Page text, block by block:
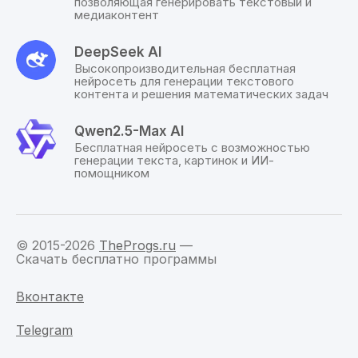
основе собственных знаний, информации в
автоматический вариант.
ПЛЮСЫ:
Очень простой, минималистичный и
понятный интерфейс;
Скачать Grok 4 можно бесплатно в качестве
приложения на мобильное устройство или
использовать браузерную версию на ПК;
Высокая степень обученности ИИ помогает
анализировать информацию, совершать все
ошибках и избегать их в будущем;
позволяет общаться с чат-ботом на
медиаконтент
DeepSeek AI
Высокопроизводительная бесплатная
нейросеть для генерации текстового
контента и решения математических задач
Qwen2.5-Max AI
Бесплатная нейросеть с возможностью
генерации текста, картинок и ИИ-
помощником
© 2015-2026 TheProgs.ru —
Скачать бесплатно программы
Вконтакте
Telegram